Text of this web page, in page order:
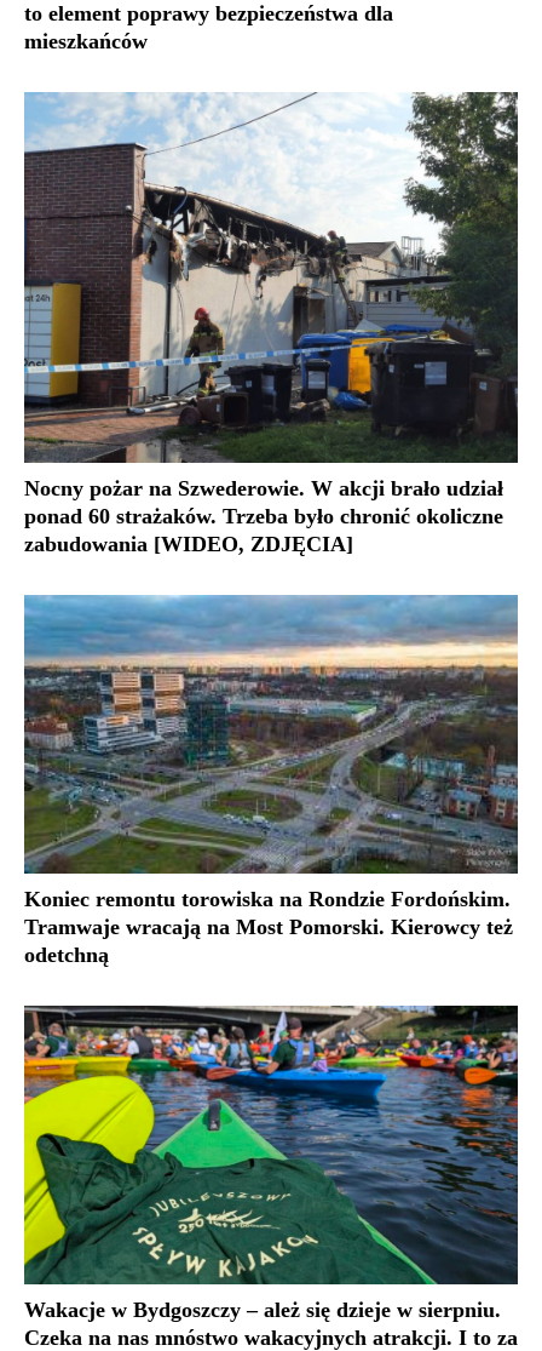
to element poprawy bezpieczeństwa dla
mieszkańców
Nocny pożar na Szwederowie. W akcji brało udział
ponad 60 strażaków. Trzeba było chronić okoliczne
zabudowania [WIDEO, ZDJĘCIA]
Koniec remontu torowiska na Rondzie Fordońskim.
Tramwaje wracają na Most Pomorski. Kierowcy też
odetchną
Wakacje w Bydgoszczy – ależ się dzieje w sierpniu.
Czeka na nas mnóstwo wakacyjnych atrakcji. I to za